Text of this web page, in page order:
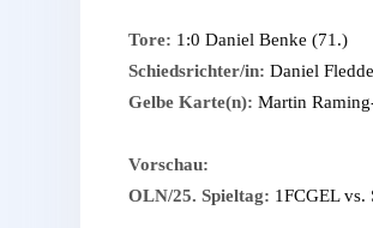
Tore: 1:0 Daniel Benke (71.)
Schiedsrichter/in: Daniel
Gelbe Karte(n): Martin
Vorschau:
OLN/25. Spieltag: 1FCGEL